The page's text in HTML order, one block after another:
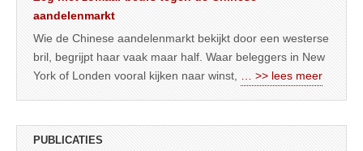
aandelenmarkt
Wie de Chinese aandelenmarkt bekijkt door een westerse
bril, begrijpt haar vaak maar half. Waar beleggers in New
York of Londen vooral kijken naar winst,
… >> lees meer
PUBLICATIES